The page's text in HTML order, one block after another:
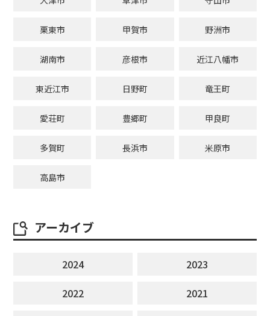
栗東市 甲賀市 野洲市
湖南市 彦根市 近江八幡市
東近江市 日野町 竜王町
愛荘町 豊郷町 甲良町
多賀町 長浜市 米原市
高島市
アーカイブ
2024
2023
2022
2021